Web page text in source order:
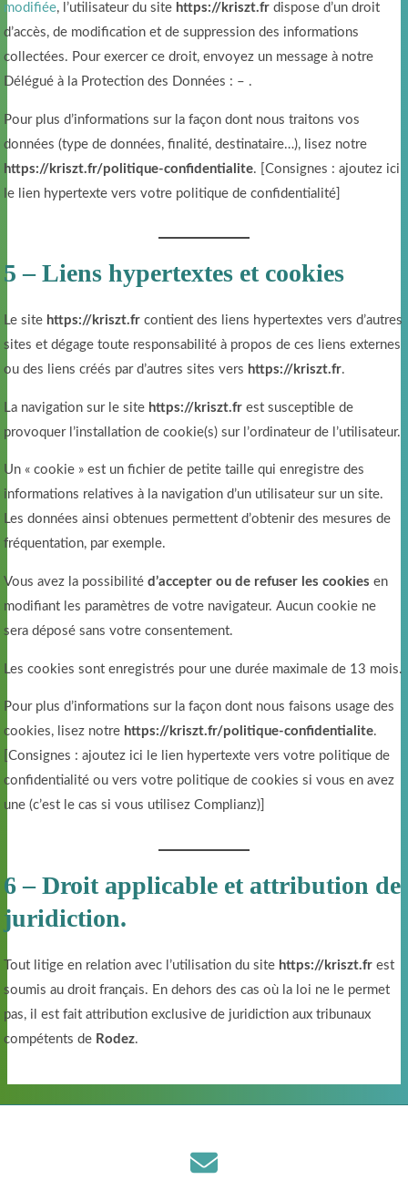
modifiée, l’utilisateur du site https://kriszt.fr dispose d’un droit
d’accès, de modification et de suppression des informations
collectées. Pour exercer ce droit, envoyez un message à notre
Délégué à la Protection des Données : – .
Pour plus d’informations sur la façon dont nous traitons vos
données (type de données, finalité, destinataire…), lisez notre
https://kriszt.fr/politique-confidentialite. [Consignes : ajoutez ici
le lien hypertexte vers votre politique de confidentialité]
5 – Liens hypertextes et cookies
Le site https://kriszt.fr contient des liens hypertextes vers d’autres
sites et dégage toute responsabilité à propos de ces liens externes
ou des liens créés par d’autres sites vers https://kriszt.fr.
La navigation sur le site https://kriszt.fr est susceptible de
provoquer l’installation de cookie(s) sur l’ordinateur de l’utilisateur.
Un « cookie » est un fichier de petite taille qui enregistre des
informations relatives à la navigation d’un utilisateur sur un site.
Les données ainsi obtenues permettent d’obtenir des mesures de
fréquentation, par exemple.
Vous avez la possibilitéd’accepter ou de refuser les cookies en
modifiant les paramètres de votre navigateur. Aucun cookie ne
sera déposé sans votre consentement.
Les cookies sont enregistrés pour une durée maximale de 13 mois.
Pour plus d’informations sur la façon dont nous faisons usage des
cookies, lisez notre https://kriszt.fr/politique-confidentialite.
[Consignes : ajoutez ici le lien hypertexte vers votre politique de
confidentialité ou vers votre politique de cookies si vous en avez
une (c’est le cas si vous utilisez Complianz)]
6 – Droit applicable et attribution de
juridiction.
Tout litige en relation avec l’utilisation du site https://kriszt.fr est
soumis au droit français. En dehors des cas où la loi ne le permet
pas, il est fait attribution exclusive de juridiction aux tribunaux
compétents de Rodez.